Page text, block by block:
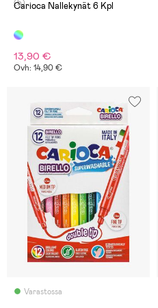
(5)
Carioca Nallekynät 6 Kpl
13,90 €
Ovh: 14,90 €
Varastossa